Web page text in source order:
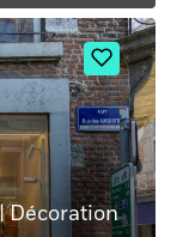
Décoration